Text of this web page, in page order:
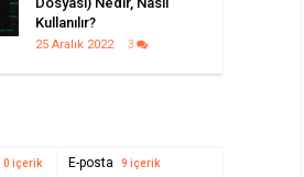
Kullanılır?
25 Aralık 2022 3
içerik E-posta 9 içerik